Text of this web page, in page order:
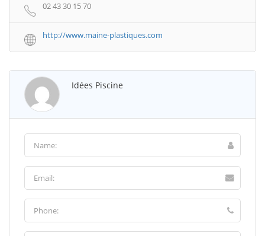
02 43 30 15 70
http://www.maine-plastiques.com
Idées Piscine